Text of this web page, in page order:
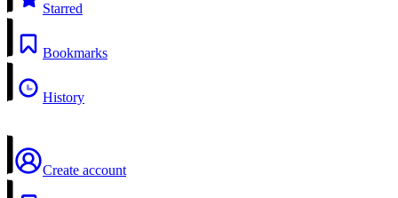
Starred
Bookmarks
History
Create account